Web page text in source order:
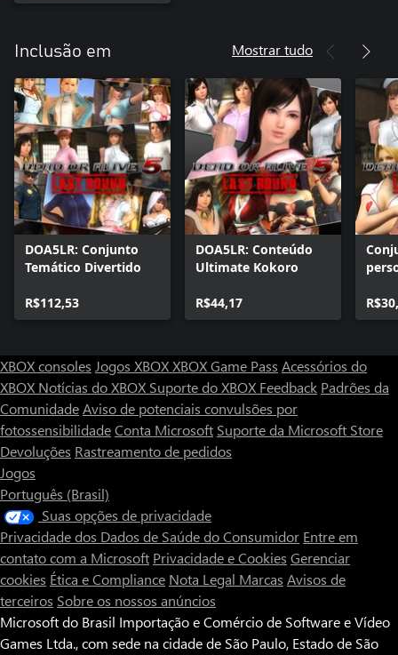
Inclusão em Mostrar tudo
DOA5LR: Conjunto
Temático Divertido
R$112,53
DOA5LR: Conteúdo
Ultimate Kokoro
R$44,17
XBOX consoles Jogos XBOXXBOX Game Pass Acessórios do
XBOX Notícias do XBOX Suporte do XBOX Feedback Padrões da
ComunidadeAviso de potenciais convulsões por
fotossensibilidadeConta Microsoft Suporte da Microsoft Store
Devoluções Rastreamento de pedidos
Jogos
Português (Brasil)
Suas opções de privacidade
Privacidade dos Dados de Saúde do Consumidor Entre em
contato com a Microsoft Privacidade e Cookies Gerenciar
cookies Ética e Compliance Nota Legal Marcas Avisos de
terceiros Sobre os nossos anúncios
Microsoft do Brasil Importação e Comércio de Software e Vídeo
Games Ltda., com sede na cidade de São Paulo, Estado de São